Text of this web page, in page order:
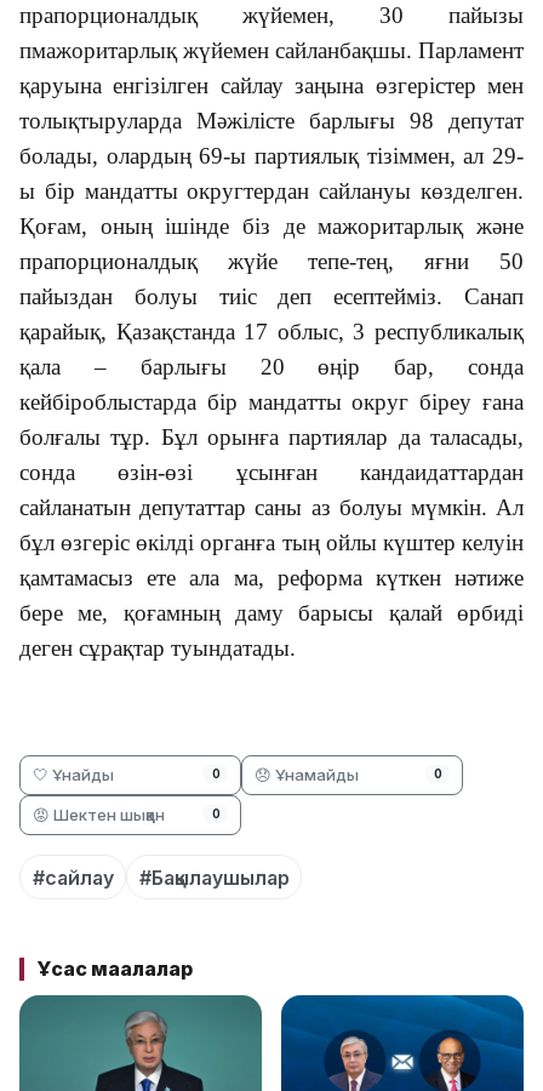
прапорционалдық жүйемен, 30 пайызы
пмажоритарлық жүйемен сайланбақшы. Парламент
қаруына енгізілген сайлау заңына өзгерістер мен
толықтыруларда Мәжілісте барлығы 98 депутат
болады, олардың 69-ы партиялық тізіммен, ал 29-
ы бір мандатты округтердан сайлануы көзделген.
Қоғам, оның ішінде біз де мажоритарлық және
прапорционалдық жүйе тепе-тең, яғни 50
пайыздан болуы тиіс деп есептейміз. Санап
қарайық, Қазақстанда 17 облыс, 3 республикалық
қала – барлығы 20 өңір бар, сонда
кейбіроблыстарда бір мандатты округ біреу ғана
болғалы тұр. Бұл орынға партиялар да таласады,
сонда өзін-өзі ұсынған кандаидаттардан
сайланатын депутаттар саны аз болуы мүмкін. Ал
бұл өзгеріс өкілді органға тың ойлы күштер келуін
қамтамасыз ете ала ма, реформа күткен нәтиже
бере ме, қоғамның даму барысы қалай өрбиді
деген сұрақтар туындатады.
🤍 Ұнайды 0 😞 Ұнамайды 0
😡 Шектен шыққан 0
#сайлау #Бақылаушылар
Ұқсас мақалалар